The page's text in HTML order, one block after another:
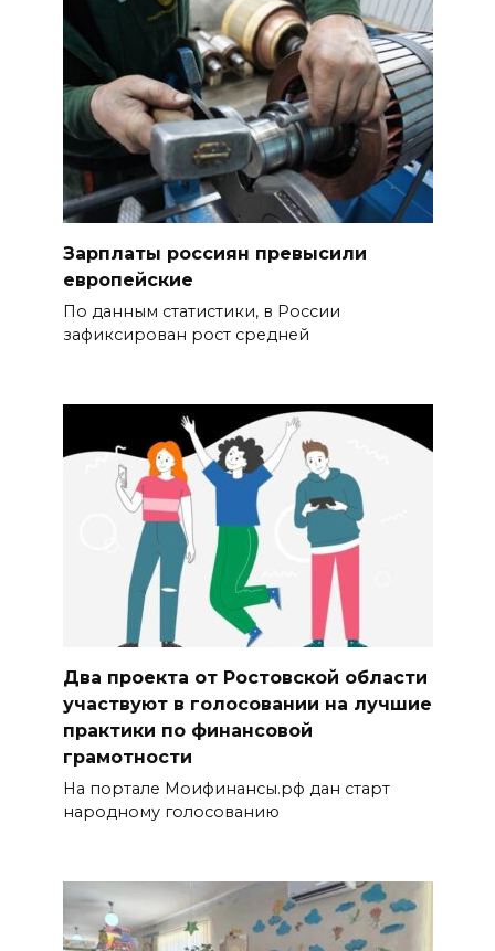
Зарплаты россиян превысили
европейские
По данным статистики, в России
зафиксирован рост средней
Два проекта от Ростовской области
участвуют в голосовании на лучшие
практики по финансовой
грамотности
На портале Моифинансы.рф дан старт
народному голосованию